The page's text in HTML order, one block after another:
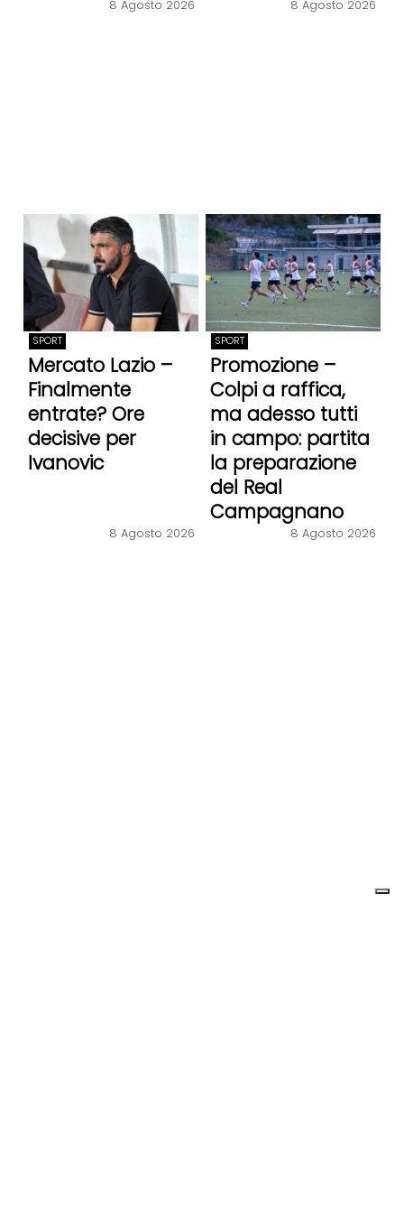
8 Agosto 2026 8 Agosto 2026
SPORT
Mercato Lazio –
Finalmente
entrate? Ore
decisive per
Ivanovic
8 Agosto 2026
SPORT
Promozione –
Colpi a raffica,
ma adesso tutti
in campo: partita
la preparazione
del Real
Campagnano
8 Agosto 2026